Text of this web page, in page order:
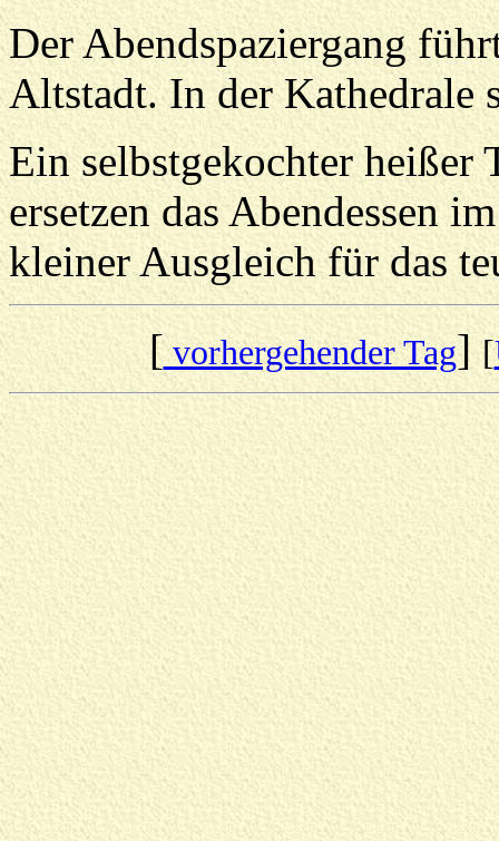
Der Abendspaziergang
Altstadt. In der Kathedrale
Ein selbstgekochter heißer
ersetzen das Abendessen
kleiner Ausgleich für das
[vorhergehender Tag][